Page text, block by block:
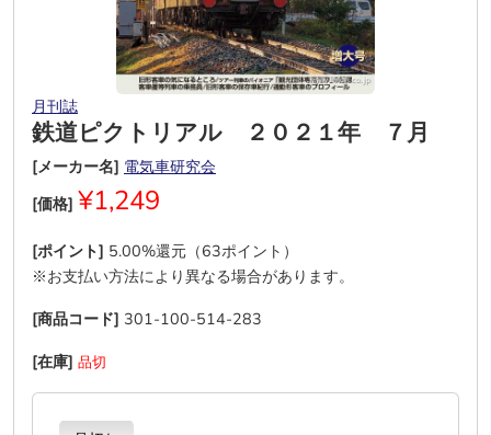
月刊誌
鉄道ピクトリアル ２０２１年 ７月
[メーカー名] 電気車研究会
[価格] ¥1,249
[ポイント] 5.00%還元（63ポイント）
※お支払い方法により異なる場合があります。
[商品コード] 301-100-514-283
[在庫] 品切